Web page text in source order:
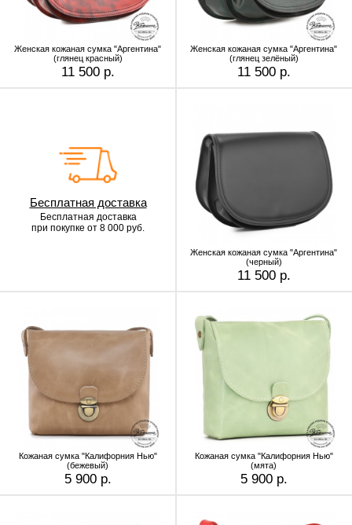
Женская кожаная сумка "Аргентина"
(глянец красный)
11 500 р.
Женская кожаная сумка "Аргентина"
(глянец зелёный)
11 500 р.
Бесплатная доставка
Бесплатная доставка
при покупке от 8 000 руб.
Женская кожаная сумка "Аргентина"
(черный)
11 500 р.
Кожаная сумка "Калифорния Нью"
(бежевый)
5 900 р.
Кожаная сумка "Калифорния Нью"
(мята)
5 900 р.